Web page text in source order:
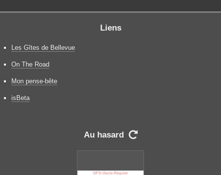
Liens
Les Gîtes de Bellevue
On The Road
Mon pense-bête
isBeta
Au hasard 